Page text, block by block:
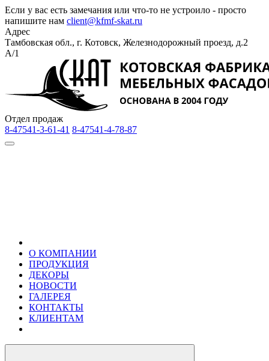
Если у вас есть замечания или что-то не устроило - просто
напишите нам client@kfmf-skat.ru
Адрес
Тамбовская обл., г. Котовск, Железнодорожный проезд, д.2
А/1
Отдел продаж
8-47541-3-61-41 8-47541-4-78-87
О КОМПАНИИ
ПРОДУКЦИЯ
ДЕКОРЫ
НОВОСТИ
ГАЛЕРЕЯ
КОНТАКТЫ
КЛИЕНТАМ